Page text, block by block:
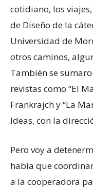
cotidiano, los
de Diseño de la
Universidad de
otros caminos,
También se
revistas como “El
Frankrajch y “La
Ideas, con la
Pero voy a
había que
a la cooperadora